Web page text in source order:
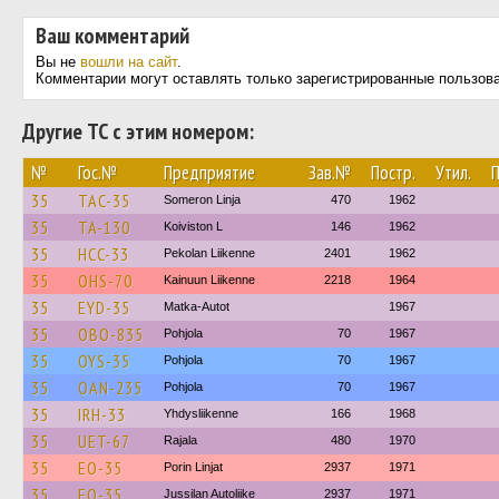
Ваш комментарий
Вы не вошли на сайт.
Комментарии могут оставлять только зарегистрированные
Другие ТС с этим номером:
№ Гос.№ Предприятие Зав.№ Постр. Утил.
35 TAC-35 Someron Linja 470 1962
35 TA-130 Koiviston L 146 1962
35 HCC-33 Pekolan Liikenne 2401 1962
35 OHS-70 Kainuun Liikenne 2218 1964
35 EYD-35 Matka-Autot 1967
35 OBO-835 Pohjola 70 1967
35 OYS-35 Pohjola 70 1967
35 OAN-235 Pohjola 70 1967
35 IRH-33 Yhdysliikenne 166 1968
35 UET-67 Rajala 480 1970
35 EO-35 Porin Linjat 2937 1971
35 EO-35 Jussilan Autoliike 2937 1971